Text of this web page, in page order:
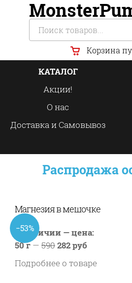
Корзина
КАТАЛОГ
Акции!
О нас
Доставка и Самовывоз
Распродажа
−53%
Магнезия в мешочке
В наличии — цена:
50 г— 590282 руб
Подробнее о товаре